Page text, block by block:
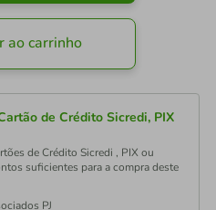
ao carrinho
de Crédito Sicredi, PIX
de Crédito Sicredi , PIX ou
suficientes para a compra deste
PJ